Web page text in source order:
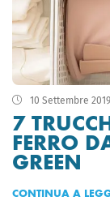
10 Settembre 2019
7
FERRO
GREEN
CONTINUA A